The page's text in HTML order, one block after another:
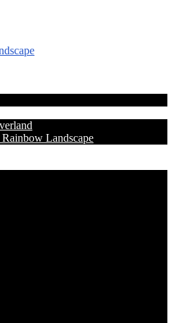
Landscape